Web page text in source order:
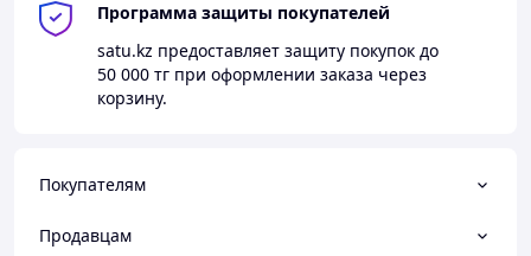
Программа защиты покупателей
satu.kz предоставляет защиту покупок до
50 000 тг при оформлении заказа через
корзину.
Покупателям
Продавцам